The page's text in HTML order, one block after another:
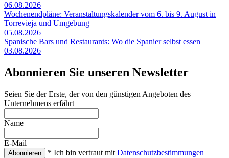
06.08.2026
Wochenendpläne: Veranstaltungskalender vom 6. bis 9. August in
Torrevieja und Umgebung
05.08.2026
Spanische Bars und Restaurants: Wo die Spanier selbst essen
03.08.2026
Abonnieren Sie unseren Newsletter
Seien Sie der Erste, der von den günstigen Angeboten des
Unternehmens erfährt
Name
E-Mail
* Ich bin vertraut mit Datenschutzbestimmungen